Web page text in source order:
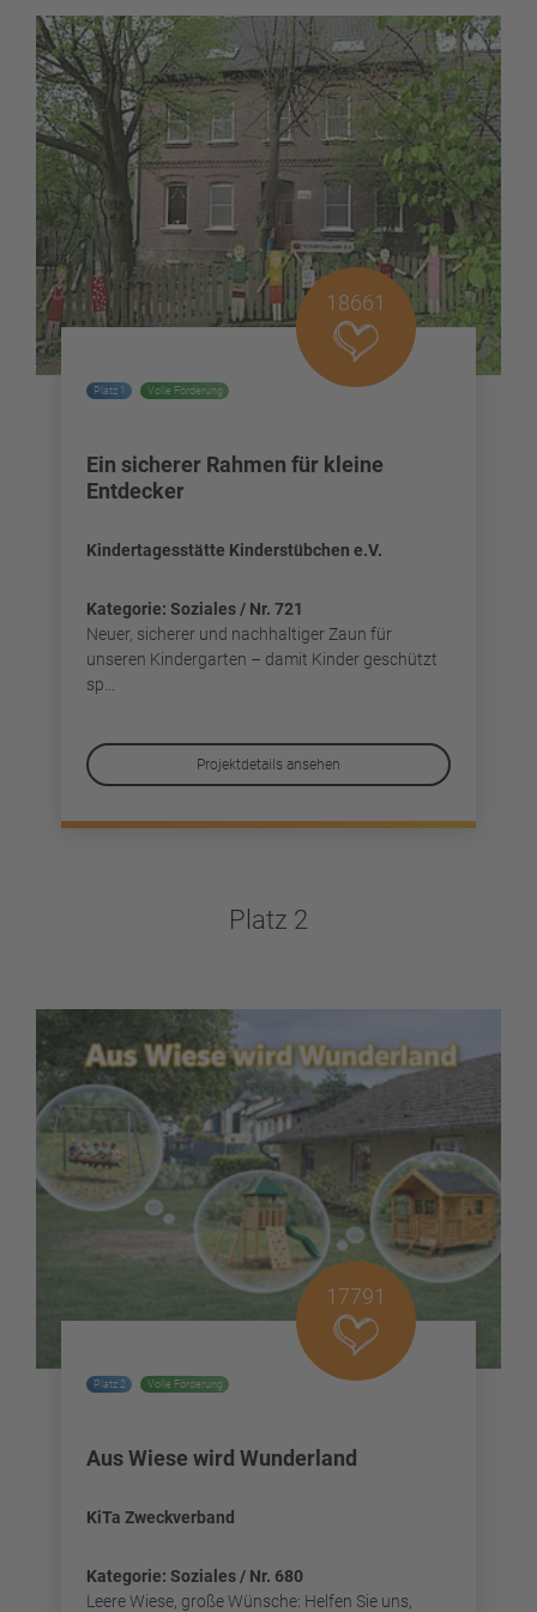
18661
Platz 1 Volle Förderung
Ein sicherer Rahmen für kleine
Entdecker
Kindertagesstätte Kinderstübchen e.V.
Kategorie: Soziales / Nr. 721
Neuer, sicherer und nachhaltiger Zaun für
unseren Kindergarten – damit Kinder geschützt
sp...
Projektdetails ansehen
Platz 2
17791
Platz 2 Volle Förderung
Aus Wiese wird Wunderland
KiTa Zweckverband
Kategorie: Soziales / Nr. 680
Leere Wiese, große Wünsche: Helfen Sie uns,